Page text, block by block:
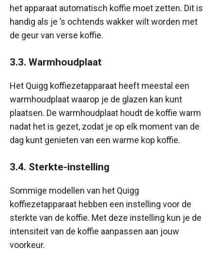
het apparaat automatisch koffie moet zetten. Dit is
handig als je ’s ochtends wakker wilt worden met
de geur van verse koffie.
3.3. Warmhoudplaat
Het Quigg koffiezetapparaat heeft meestal een
warmhoudplaat waarop je de glazen kan kunt
plaatsen. De warmhoudplaat houdt de koffie warm
nadat het is gezet, zodat je op elk moment van de
dag kunt genieten van een warme kop koffie.
3.4. Sterkte-instelling
Sommige modellen van het Quigg
koffiezetapparaat hebben een instelling voor de
sterkte van de koffie. Met deze instelling kun je de
intensiteit van de koffie aanpassen aan jouw
voorkeur.